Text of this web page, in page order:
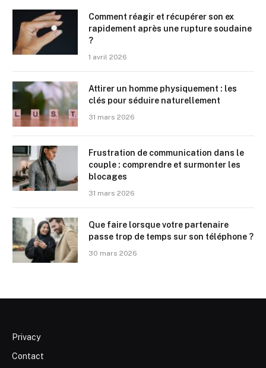
Comment réagir et récupérer son ex
rapidement après une rupture soudaine
?
1 avril 2026
Attirer un homme physiquement : les
clés pour séduire naturellement
31 mars 2026
Frustration de communication dans le
couple : comprendre et surmonter les
blocages
31 mars 2026
Que faire lorsque votre partenaire
passe trop de temps sur son téléphone ?
30 mars 2026
Privacy
Contact